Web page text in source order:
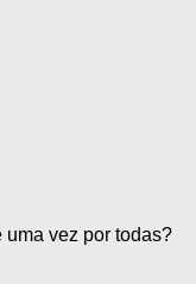
vez por todas?